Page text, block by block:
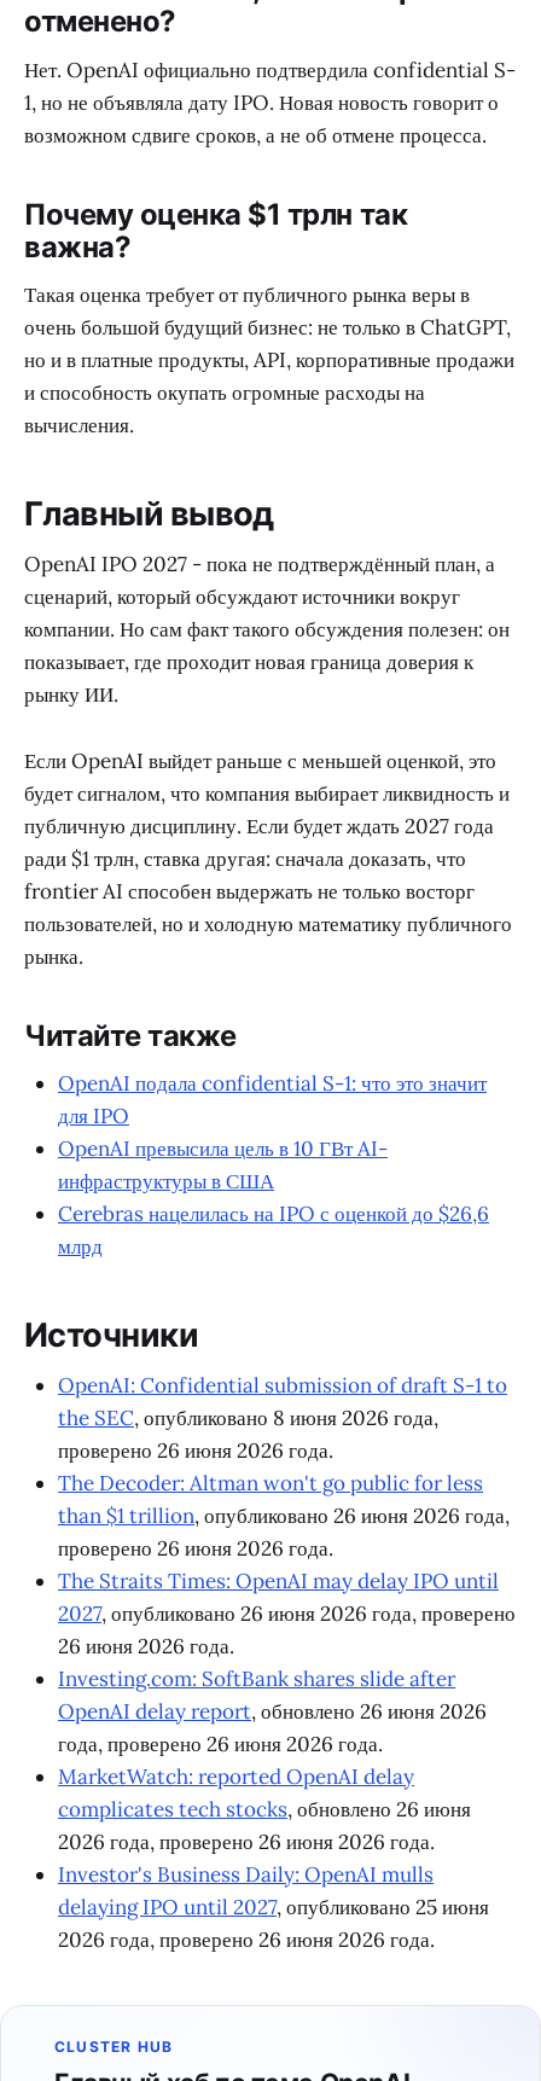
отменено?
Нет. OpenAI официально подтвердила confidential S-
1, но не объявляла дату IPO. Новая новость говорит о
возможном сдвиге сроков, а не об отмене процесса.
Почему оценка $1 трлн так
важна?
Такая оценка требует от публичного рынка веры в
очень большой будущий бизнес: не только в ChatGPT,
но и в платные продукты, API, корпоративные продажи
и способность окупать огромные расходы на
вычисления.
Главный вывод
OpenAI IPO 2027 - пока не подтверждённый план, а
сценарий, который обсуждают источники вокруг
компании. Но сам факт такого обсуждения полезен: он
показывает, где проходит новая граница доверия к
рынку ИИ.
Если OpenAI выйдет раньше с меньшей оценкой, это
будет сигналом, что компания выбирает ликвидность и
публичную дисциплину. Если будет ждать 2027 года
ради $1 трлн, ставка другая: сначала доказать, что
frontier AI способен выдержать не только восторг
пользователей, но и холодную математику публичного
рынка.
Читайте также
OpenAI подала confidential S-1: что это значит
для IPO
OpenAI превысила цель в 10 ГВт AI-
инфраструктуры в США
Cerebras нацелилась на IPO с оценкой до $26,6
млрд
Источники
OpenAI: Confidential submission of draft S-1 to
the SEC, опубликовано 8 июня 2026 года,
проверено 26 июня 2026 года.
The Decoder: Altman won't go public for less
than $1 trillion, опубликовано 26 июня 2026 года,
проверено 26 июня 2026 года.
The Straits Times: OpenAI may delay IPO until
2027, опубликовано 26 июня 2026 года, проверено
26 июня 2026 года.
Investing.com: SoftBank shares slide after
OpenAI delay report, обновлено 26 июня 2026
года, проверено 26 июня 2026 года.
MarketWatch: reported OpenAI delay
complicates tech stocks, обновлено 26 июня
2026 года, проверено 26 июня 2026 года.
Investor's Business Daily: OpenAI mulls
delaying IPO until 2027, опубликовано 25 июня
2026 года, проверено 26 июня 2026 года.
CLUSTER HUB